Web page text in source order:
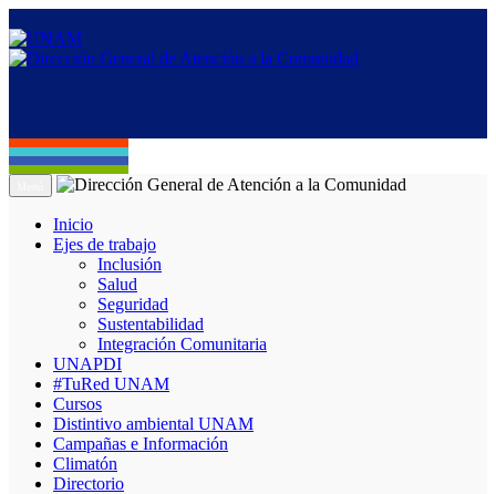
Inicio
Ejes de trabajo
Inclusión
Salud
Seguridad
Sustentabilidad
Integración Comunitaria
UNAPDI
#TuRed UNAM
Cursos
Distintivo ambiental UNAM
Campañas e Información
Climatón
Directorio